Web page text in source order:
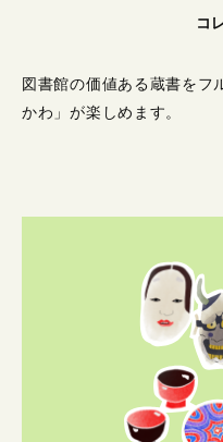
コ
図書館の価値ある蔵書をフ
かわ」が楽しめます。